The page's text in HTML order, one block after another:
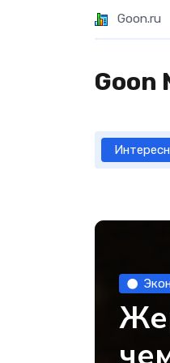
Goon.ru
Goon